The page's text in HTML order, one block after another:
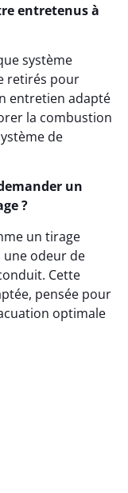
entretenus à
système
retirés pour
entretien adapté
la combustion
de
un
?
un tirage
une odeur de
Cette
pensée pour
optimale